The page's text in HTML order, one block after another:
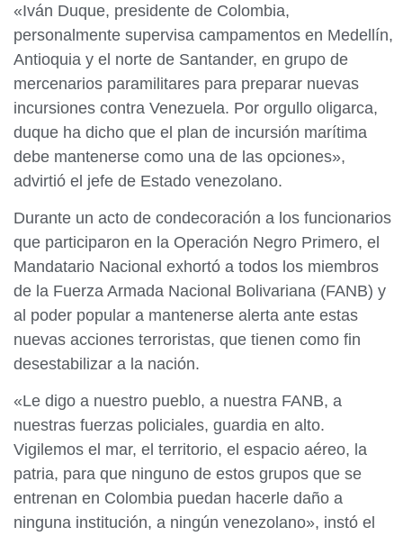
«Iván Duque, presidente de Colombia,
personalmente supervisa campamentos en Medellín,
Antioquia y el norte de Santander, en grupo de
mercenarios paramilitares para preparar nuevas
incursiones contra Venezuela. Por orgullo oligarca,
duque ha dicho que el plan de incursión marítima
debe mantenerse como una de las opciones»,
advirtió el jefe de Estado venezolano.
Durante un acto de condecoración a los funcionarios
que participaron en la Operación Negro Primero, el
Mandatario Nacional exhortó a todos los miembros
de la Fuerza Armada Nacional Bolivariana (FANB) y
al poder popular a mantenerse alerta ante estas
nuevas acciones terroristas, que tienen como fin
desestabilizar a la nación.
«Le digo a nuestro pueblo, a nuestra FANB, a
nuestras fuerzas policiales, guardia en alto.
Vigilemos el mar, el territorio, el espacio aéreo, la
patria, para que ninguno de estos grupos que se
entrenan en Colombia puedan hacerle daño a
ninguna institución, a ningún venezolano», instó el